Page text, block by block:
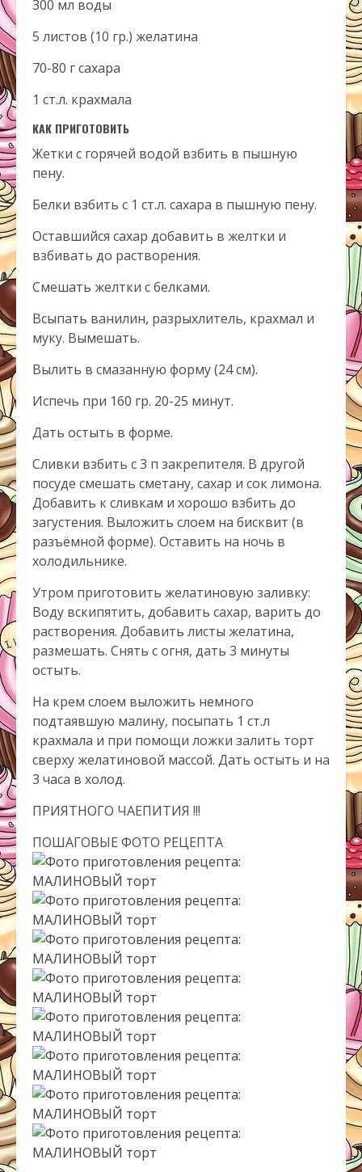
300 мл воды
5 листов (10 гр.) желатина
70-80 г сахара
1 ст.л. крахмала
КАК ПРИГОТОВИТЬ
Жетки с горячей водой взбить в пышную
пену.
Белки взбить с 1 ст.л. сахара в пышную пену.
Оставшийся сахар добавить в желтки и
взбивать до растворения.
Смешать желтки с белками.
Всыпать ванилин, разрыхлитель, крахмал и
муку. Вымешать.
Вылить в смазанную форму (24 см).
Испечь при 160 гр. 20-25 минут.
Дать остыть в форме.
Сливки взбить с 3 п закрепителя. В другой
посуде смешать сметану, сахар и сок лимона.
Добавить к сливкам и хорошо взбить до
загустения. Выложить слоем на бисквит (в
разъёмной форме). Оставить на ночь в
холодильнике.
Утром приготовить желатиновую заливку:
Воду вскипятить, добавить сахар, варить до
растворения. Добавить листы желатина,
размешать. Снять с огня, дать 3 минуты
остыть.
На крем слоем выложить немного
подтаявшую малину, посыпать 1 ст.л
крахмала и при помощи ложки залить торт
сверху желатиновой массой. Дать остыть и на
3 часа в холод.
ПРИЯТНОГО ЧАЕПИТИЯ !!!
ПОШАГОВЫЕ ФОТО РЕЦЕПТА